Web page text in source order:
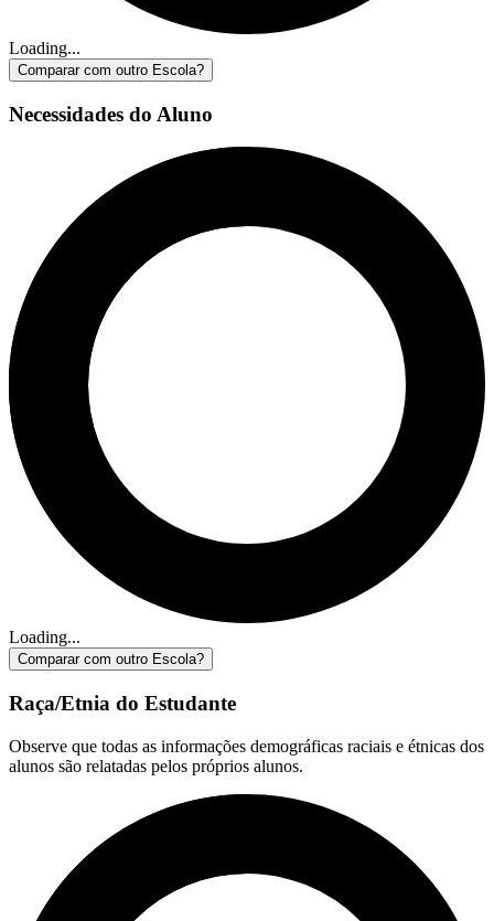
Loading...
Comparar com outro Escola?
Necessidades do Aluno
Loading...
Comparar com outro Escola?
Raça/Etnia do Estudante
Observe que todas as informações demográficas raciais e étnicas dos
alunos são relatadas pelos próprios alunos.